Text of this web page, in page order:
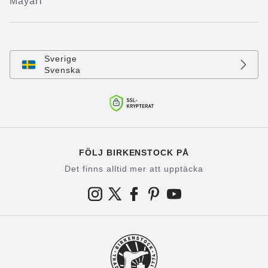
Sverige
Svenska
FÖLJ BIRKENSTOCK PÅ
Det finns alltid mer att upptäcka